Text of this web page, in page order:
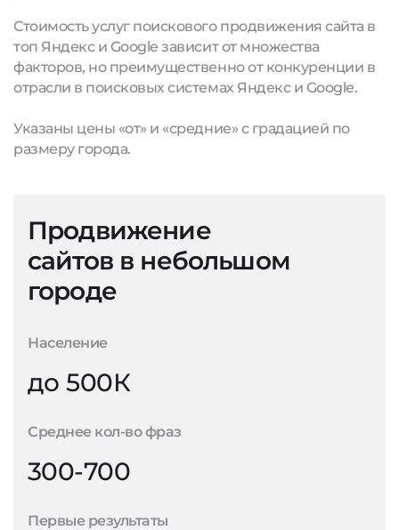
Стоимость услуг поискового продвижения сайта в
топ Яндекс и Google зависит от множества
факторов, но преимущественно от конкуренции в
отрасли в поисковых системах Яндекс и Google.
Указаны цены «от» и «средние» с градацией по
размеру города.
Продвижение
сайтов в небольшом
городе
Население
до 500К
Среднее кол-во фраз
300-700
Первые результаты